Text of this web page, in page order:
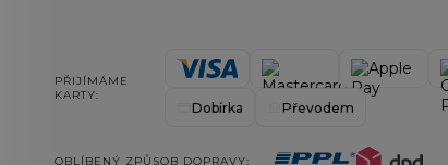
PŘIJÍMÁME
KARTY:
Dobírka Převodem
OBLÍBENÝ ZPŮSOB DOPRAVY: